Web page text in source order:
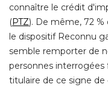
connaître le crédit
(PTZ). De même, 72 %
le dispositif Reconnu
semble remporter de
personnes interrogées
titulaire de ce signe de